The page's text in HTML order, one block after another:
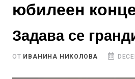
юбилеен
Задава се
ОТ ИВАНИНА НИКОЛОВА